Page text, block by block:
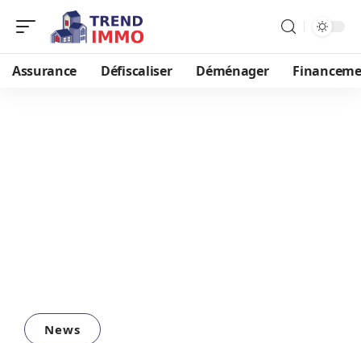
Assurance Défiscaliser Déménager
News